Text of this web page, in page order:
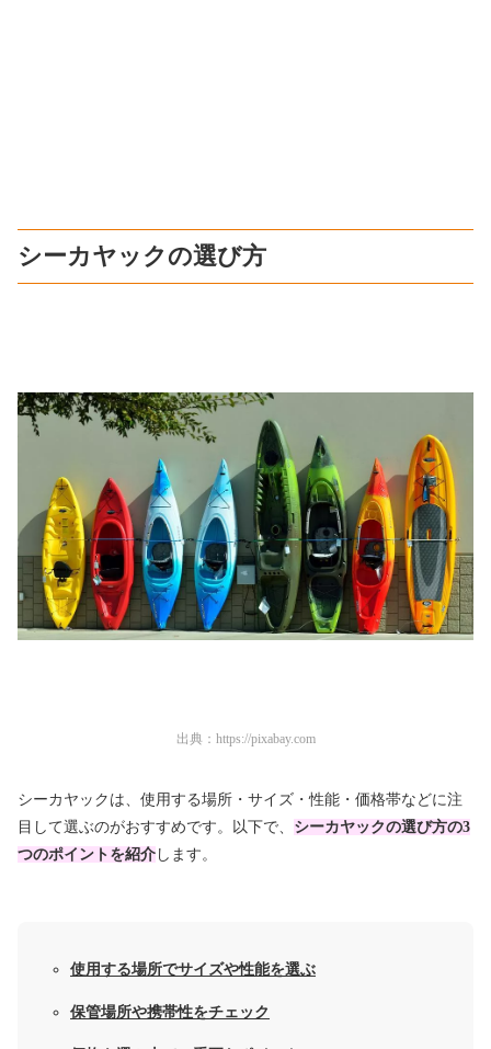
シーカヤックの選び方
出典： https://pixabay.com
シーカヤックは、使用する場所・サイズ・性能・価格帯などに注
目して選ぶのがおすすめです。以下で、 シーカヤックの選び方の3
つのポイントを紹介 します。
使用する場所でサイズや性能を選ぶ
保管場所や携帯性をチェック